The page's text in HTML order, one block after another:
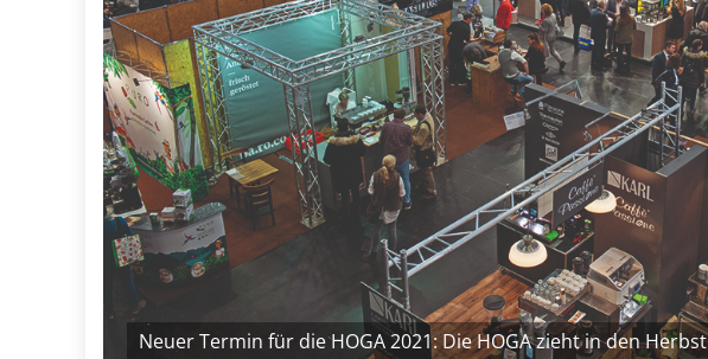
Neuer Termin für die HOGA 2021: Die HOGA zieht in den Herbst